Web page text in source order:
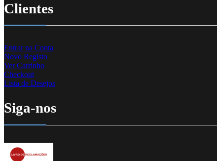
Clientes
Entrar na Conta
Novo Registo
Ver Carrinho
Checkout
Lista de Desejos
Siga-nos